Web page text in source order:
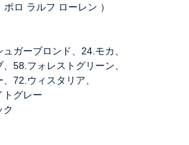
ロ ラルフ ローレン ）
ガーブロンド、24.モカ、
58.フォレストグリーン、
72.ウィスタリア、
トグレー
ク